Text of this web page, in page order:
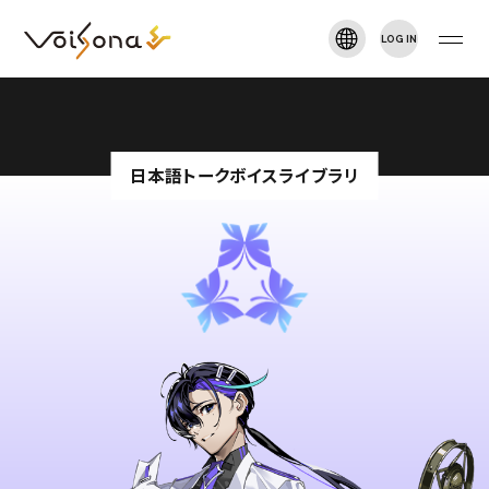
LOG IN
VOISONA TALK
日本語トークボイスライブラリ